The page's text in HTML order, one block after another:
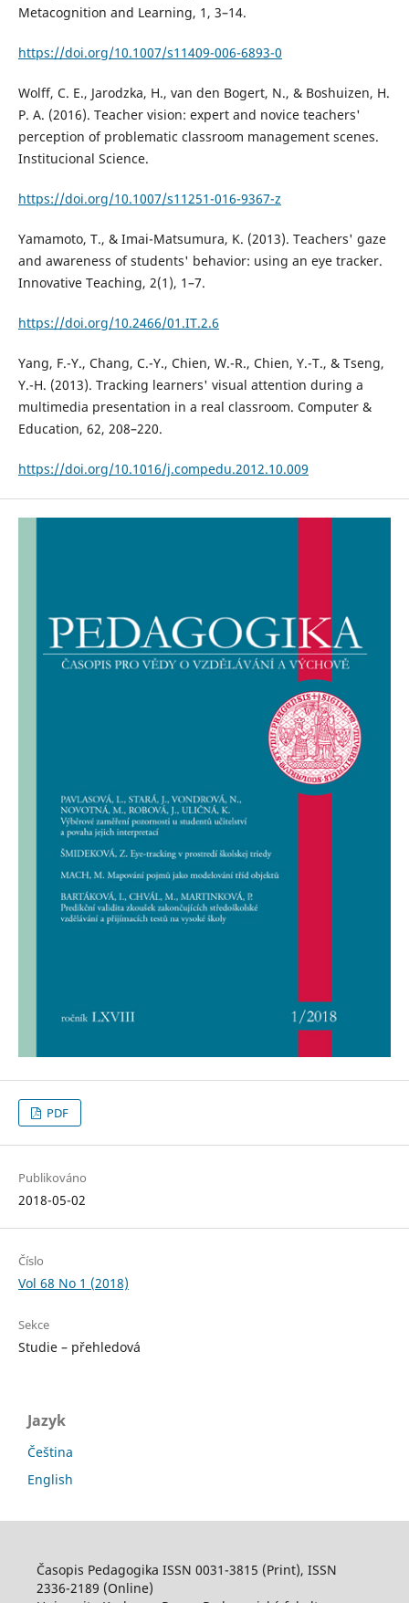
Metacognition and Learning, 1, 3–14.
https://doi.org/10.1007/s11409-006-6893-0
Wolff, C. E., Jarodzka, H., van den Bogert, N., & Boshuizen, H.
P. A. (2016). Teacher vision: expert and novice teachers'
perception of problematic classroom management scenes.
Institucional Science.
https://doi.org/10.1007/s11251-016-9367-z
Yamamoto, T., & Imai-Matsumura, K. (2013). Teachers' gaze
and awareness of students' behavior: using an eye tracker.
Innovative Teaching, 2(1), 1–7.
https://doi.org/10.2466/01.IT.2.6
Yang, F.-Y., Chang, C.-Y., Chien, W.-R., Chien, Y.-T., & Tseng,
Y.-H. (2013). Tracking learners' visual attention during a
multimedia presentation in a real classroom. Computer &
Education, 62, 208–220.
https://doi.org/10.1016/j.compedu.2012.10.009
PDF
Publikováno
2018-05-02
Číslo
Vol 68 No 1 (2018)
Sekce
Studie – přehledová
Jazyk
Čeština
English
Časopis Pedagogika ISSN 0031-3815 (Print), ISSN
2336-2189 (Online)